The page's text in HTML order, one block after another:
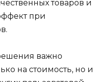
товаров и
при
важно
на стоимость, но и